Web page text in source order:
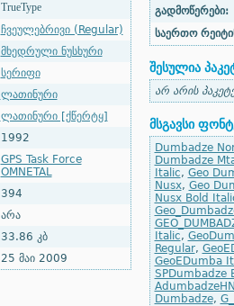
TrueType
ჩვეულებრივი (Regular)
მხედრული ნუსხური
სერიფი
ლათინური
ლათინური [ქწერტყ]
1992
GPS Task Force
OMNETAL
394
არა
33.86 კბ
25 მაი 2009
გადმოწერები:
საერთო
შესულია
არ არის
მსგავსი
Dumbadze
Dumbadze
Italic, Geo
Nusx, Geo
Nusx Bold
Italic,
Regular,
GeoEDumba
SPDumbadze
Dumbadze,